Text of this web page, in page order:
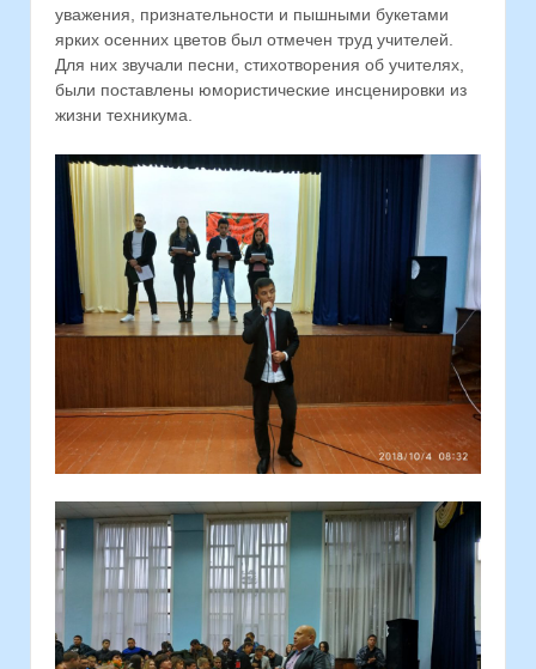
уважения, признательности и пышными букетами
ярких осенних цветов был отмечен труд учителей.
Для них звучали песни, стихотворения об учителях,
были поставлены юмористические инсценировки из
жизни техникума.